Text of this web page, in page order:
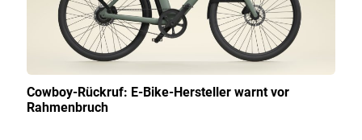
Cowboy-Rückruf: E-Bike-Hersteller warnt vor
Rahmenbruch